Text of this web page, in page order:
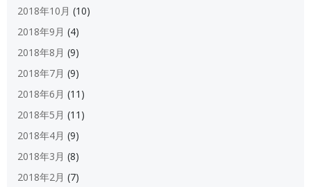
2018年10月 (10)
2018年9月 (4)
2018年8月 (9)
2018年7月 (9)
2018年6月 (11)
2018年5月 (11)
2018年4月 (9)
2018年3月 (8)
2018年2月 (7)